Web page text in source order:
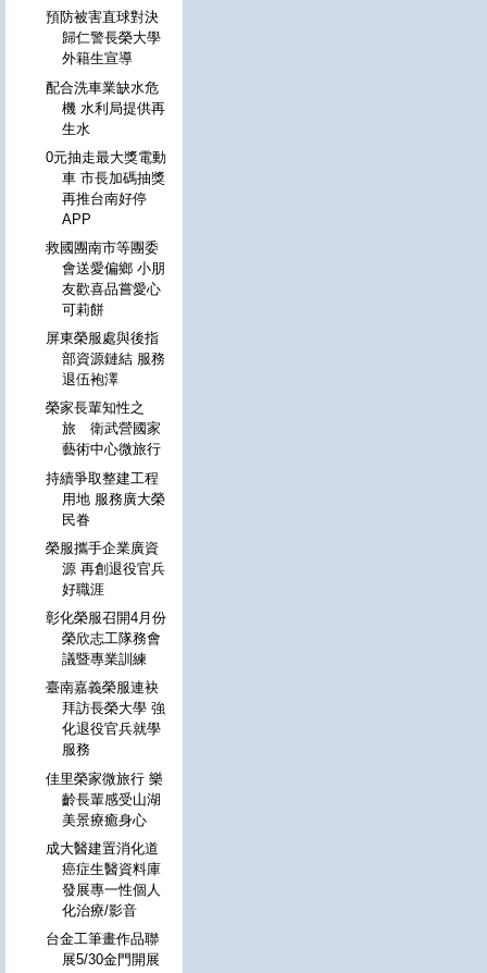
預防被害直球對決
歸仁警長榮大學
外籍生宣導
配合洗車業缺水危
機 水利局提供再
生水
0元抽走最大獎電動
車 市長加碼抽獎
再推台南好停
APP
救國團南市等團委
會送愛偏鄉 小朋
友歡喜品嘗愛心
可莉餅
屏東榮服處與後指
部資源鏈結 服務
退伍袍澤
榮家長輩知性之
旅 衛武營國家
藝術中心微旅行
持續爭取整建工程
用地 服務廣大榮
民眷
榮服攜手企業廣資
源 再創退役官兵
好職涯
彰化榮服召開4月份
榮欣志工隊務會
議暨專業訓練
臺南嘉義榮服連袂
拜訪長榮大學 強
化退役官兵就學
服務
佳里榮家微旅行 樂
齡長輩感受山湖
美景療癒身心
成大醫建置消化道
癌症生醫資料庫
發展專一性個人
化治療/影音
台金工筆畫作品聯
展5/30金門開展